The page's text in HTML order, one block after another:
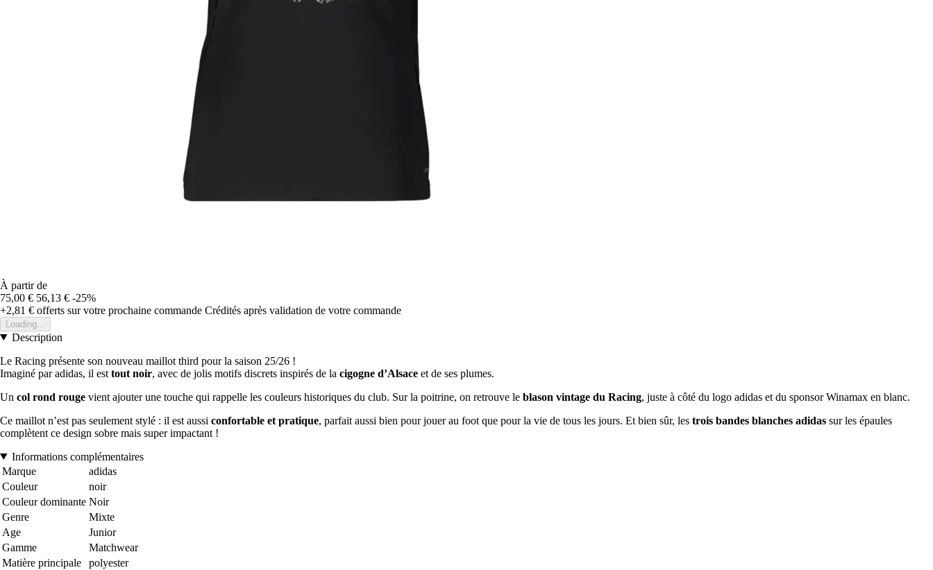
À partir de
75,00 € 56,13 € -25%
+2,81 € offerts sur votre prochaine commande Crédités après validation de votre commande
Loading...
Description
Le Racing présente son nouveau maillot third pour la saison 25/26 !
Imaginé par adidas, il est tout noir, avec de jolis motifs discrets inspirés de la cigogne d’Alsace et de ses plumes.
Un col rond rouge vient ajouter une touche qui rappelle les couleurs historiques du club. Sur la poitrine, on retrouve le blason vintage du Racing, juste à côté du logo adidas et du sponsor Winamax en blanc.
Ce maillot n’est pas seulement stylé : il est aussi confortable et pratique, parfait aussi bien pour jouer au foot que pour la vie de tous les jours. Et bien sûr, les trois bandes blanches adidas sur les épaules
complètent ce design sobre mais super impactant !
Informations complémentaires
Marque
adidas
Couleur
noir
Couleur dominante Noir
Genre
Mixte
Age
Junior
Gamme
Matchwear
Matière principale
polyester